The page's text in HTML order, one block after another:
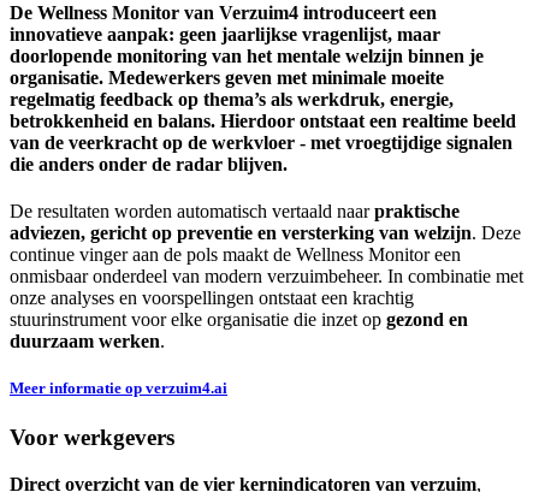
De Wellness Monitor van Verzuim4 introduceert een
innovatieve aanpak: geen jaarlijkse vragenlijst, maar
doorlopende monitoring van het mentale welzijn binnen je
organisatie. Medewerkers geven met minimale moeite
regelmatig feedback op thema’s als werkdruk, energie,
betrokkenheid en balans. Hierdoor ontstaat een realtime beeld
van de veerkracht op de werkvloer - met vroegtijdige signalen
die anders onder de radar blijven.
De resultaten worden automatisch vertaald naarpraktische
adviezen, gericht op preventie en versterking van welzijn. Deze
continue vinger aan de pols maakt de Wellness Monitor een
onmisbaar onderdeel van modern verzuimbeheer. In combinatie met
onze analyses en voorspellingen ontstaat een krachtig
stuurinstrument voor elke organisatie die inzet op gezond en
duurzaam werken.
Meer informatie op verzuim4.ai
Voor werkgevers
Direct overzicht van de vier kernindicatoren van verzuim,